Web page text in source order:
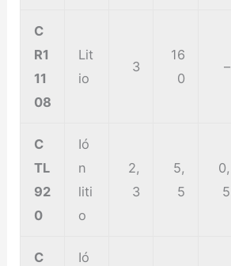
C
R1
11
08
Lit
io
3
16
0
–
C
TL
92
0
Ió
n
liti
o
2,
3
5,
5
0,
5
C
Ió